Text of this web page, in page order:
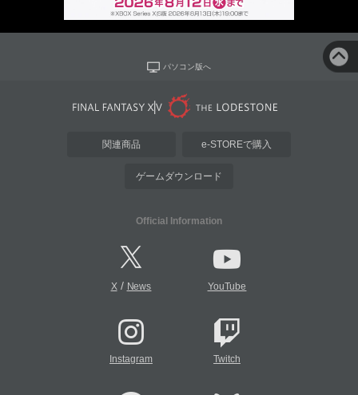
パソコン版へ
関連商品 e-STOREで購入
ゲームダウンロード
Official Information
X/ News YouTube
Instagram Twitch